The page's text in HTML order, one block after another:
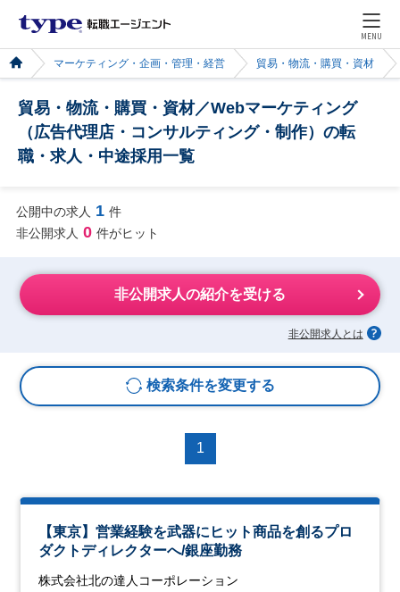
MENU
マーケティング・企画・管理・経営 貿易・物流・購買・資材
貿易・物流・購買・資材／Webマーケティング
（広告代理店・コンサルティング・制作）の転
職・求人・中途採用一覧
公開中の求人 1 件
非公開求人 0 件がヒット
非公開求人の紹介を受ける
非公開求人とは
検索条件を変更する
1
【東京】営業経験を武器にヒット商品を創るプロ
ダクトディレクターへ/銀座勤務
株式会社北の達人コーポレーション